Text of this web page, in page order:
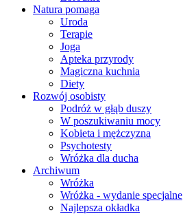
Natura pomaga
Uroda
Terapie
Joga
Apteka przyrody
Magiczna kuchnia
Diety
Rozwój osobisty
Podróż w głąb duszy
W poszukiwaniu mocy
Kobieta i mężczyzna
Psychotesty
Wróżka dla ducha
Archiwum
Wróżka
Wróżka - wydanie specjalne
Najlepsza okładka